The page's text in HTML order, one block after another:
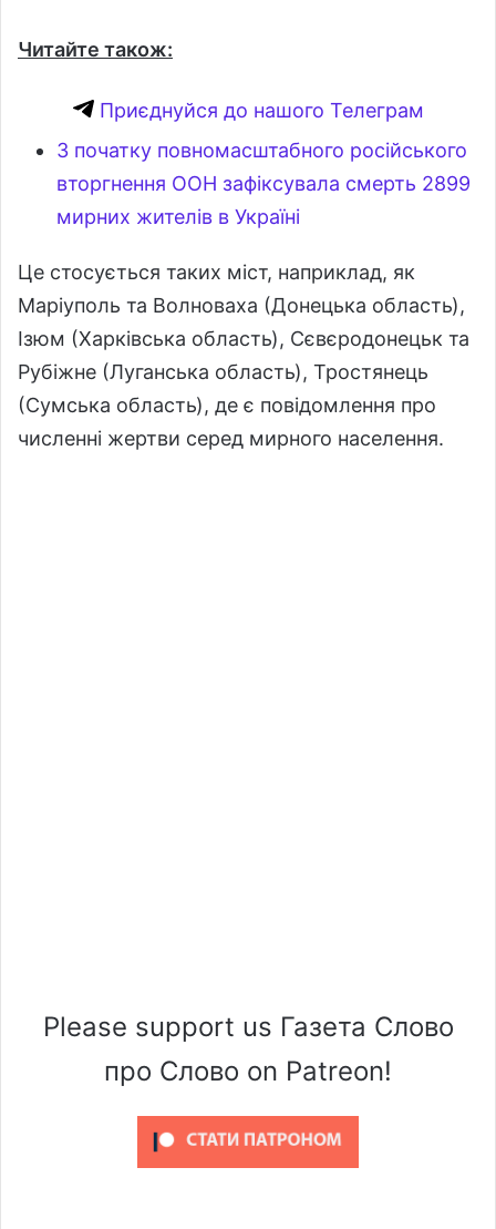
Читайте також:
Приєднуйся до нашого Телеграм
З початку повномасштабного російського
вторгнення ООН зафіксувала смерть 2899
мирних жителів в Україні
Це стосується таких міст, наприклад, як
Маріуполь та Волноваха (Донецька область),
Ізюм (Харківська область), Сєвєродонецьк та
Рубіжне (Луганська область), Тростянець
(Сумська область), де є повідомлення про
численні жертви серед мирного населення.
Please support us Газета Слово
про Слово on Patreon!